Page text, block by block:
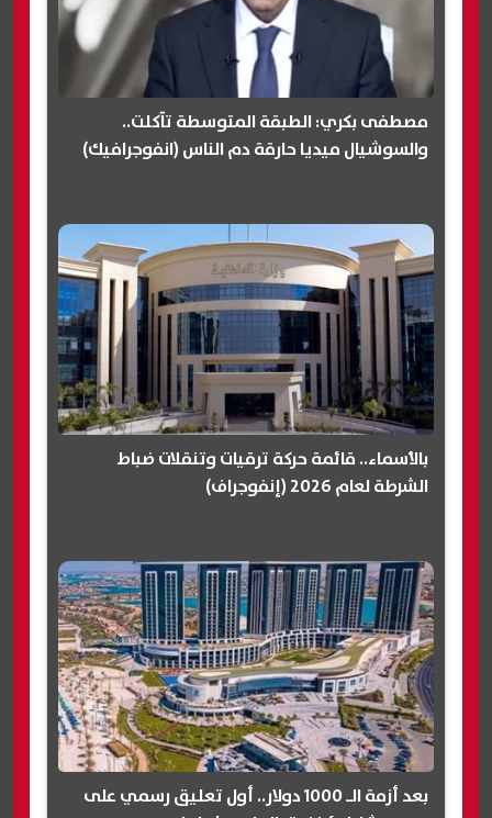
مصطفى بكري: الطبقة المتوسطة تآكلت..
والسوشيال ميديا حارقة دم الناس (انفوجرافيك)
بالأسماء.. قائمة حركة ترقيات وتنقلات ضباط
الشرطة لعام 2026 (إنفوجراف)
بعد أزمة الـ 1000 دولار.. أول تعليق رسمي على